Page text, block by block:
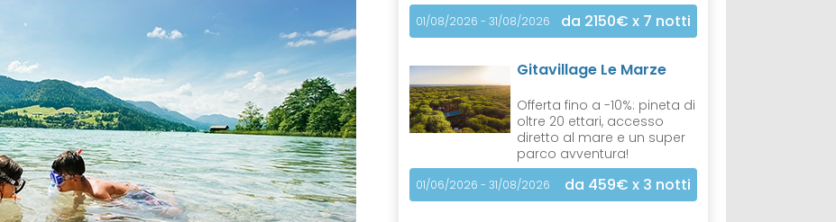
01/08/2026 - 31/08/2026 da 2150€ x 7 notti
Gitavillage Le Marze
Offerta fino a -10%: pineta di
oltre 20 ettari, accesso
diretto al mare e un super
parco avventura!
01/06/2026 - 31/08/2026 da 459€ x 3 notti